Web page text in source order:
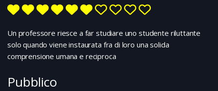
Un professore riesce a far studiare uno studente riluttante
solo quando viene instaurata fra di loro una solida
comprensione umana e reciproca
Pubblico